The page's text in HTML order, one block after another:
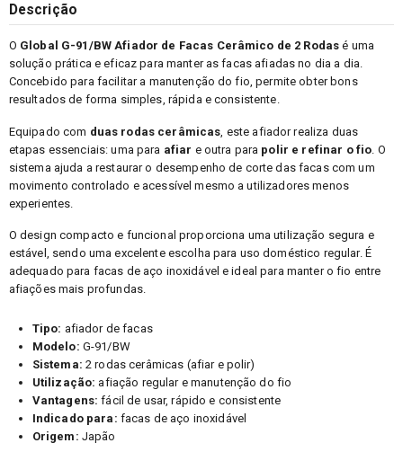
Descrição
O Global G-91/BW Afiador de Facas Cerâmico de 2 Rodas é uma
solução prática e eficaz para manter as facas afiadas no dia a dia.
Concebido para facilitar a manutenção do fio, permite obter bons
resultados de forma simples, rápida e consistente.
Equipado com duas rodas cerâmicas , este afiador realiza duas
etapas essenciais: uma para afiar e outra para polir e refinar o fio . O
sistema ajuda a restaurar o desempenho de corte das facas com um
movimento controlado e acessível mesmo a utilizadores menos
experientes.
O design compacto e funcional proporciona uma utilização segura e
estável, sendo uma excelente escolha para uso doméstico regular. É
adequado para facas de aço inoxidável e ideal para manter o fio entre
afiações mais profundas.
Tipo: afiador de facas
Modelo: G-91/BW
Sistema: 2 rodas cerâmicas (afiar e polir)
Utilização: afiação regular e manutenção do fio
Vantagens: fácil de usar, rápido e consistente
Indicado para: facas de aço inoxidável
Origem: Japão